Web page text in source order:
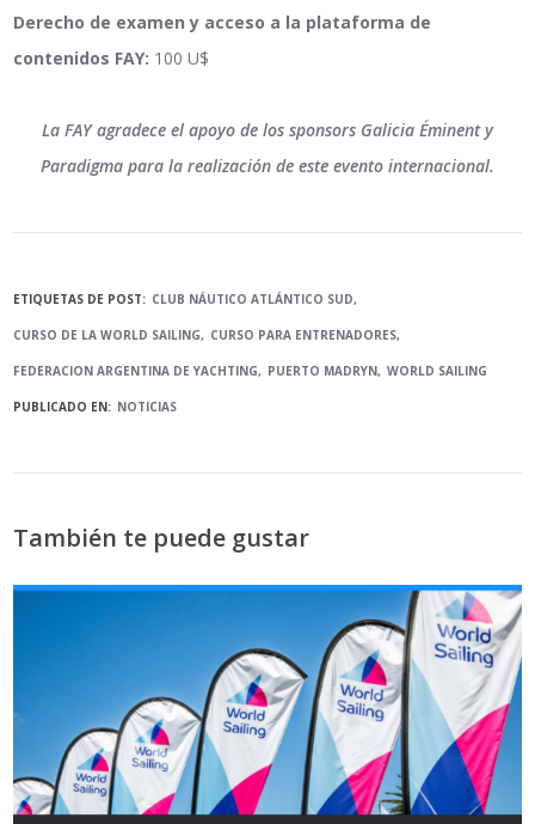
Derecho de examen y acceso a la plataforma de
contenidos FAY: 100 U$
La FAY agradece el apoyo de los sponsors Galicia Éminent y
Paradigma para la realización de este evento internacional.
ETIQUETAS DE POST: CLUB NÁUTICO ATLÁNTICO SUD
CURSO DE LA WORLD SAILING CURSO PARA ENTRENADORES
FEDERACION ARGENTINA DE YACHTING PUERTO MADRYN WORLD SAILING
PUBLICADO EN: NOTICIAS
También te puede gustar